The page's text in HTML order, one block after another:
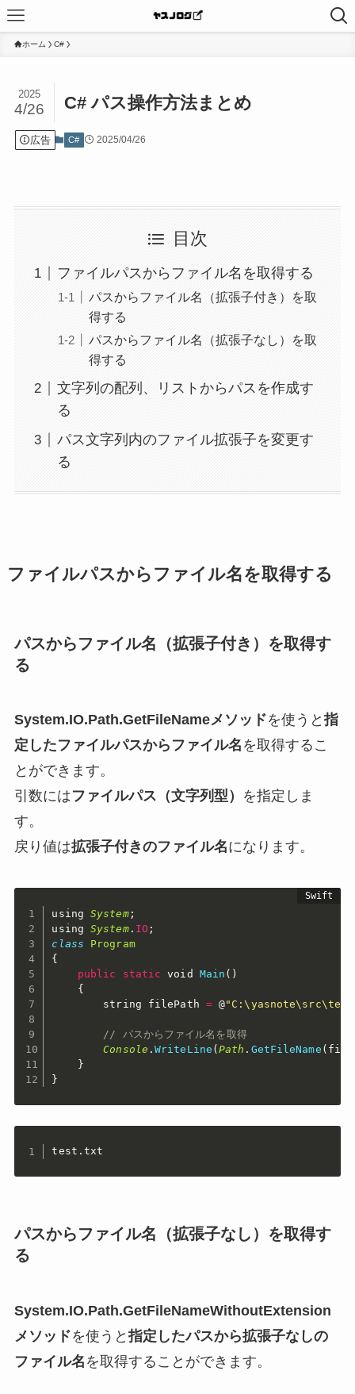
ホーム C#
C# パス操作方法まとめ
2025
4/26
広告 C# 2025/04/26
目次
ファイルパスからファイル名を取得する
パスからファイル名（拡張子付き）を取
得する
パスからファイル名（拡張子なし）を取
得する
文字列の配列、リストからパスを作成す
る
パス文字列内のファイル拡張子を変更す
る
ファイルパスからファイル名を取得する
パスからファイル名（拡張子付き）を取得す
る
System.IO.Path.GetFileNameメソッドを使うと 指
定したファイルパスからファイル名 を取得するこ
とができます。
引数にはファイルパス（文字列型）
を指定しま
す。
戻り値は拡張子付きのファイル名になります。
using System;
using System. IO ;
class
Program
{
public
static void Main ( )
{
        string filePath
= @
// パスからファイル名を取得
Console .WriteLine (Path . GetFileName (
}
}
test.txt
パスからファイル名（拡張子なし）を取得す
る
System.IO.Path.GetFileNameWithoutExtension
メソッドを使うと 指定したパスから拡張子なしの
ファイル名 を取得することができます。